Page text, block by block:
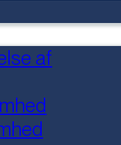
af